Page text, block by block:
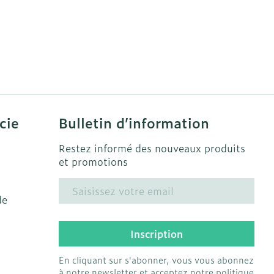
Bulletin d’information
Restez informé des nouveaux produits
et promotions
Inscription
En cliquant sur s'abonner, vous vous abonnez